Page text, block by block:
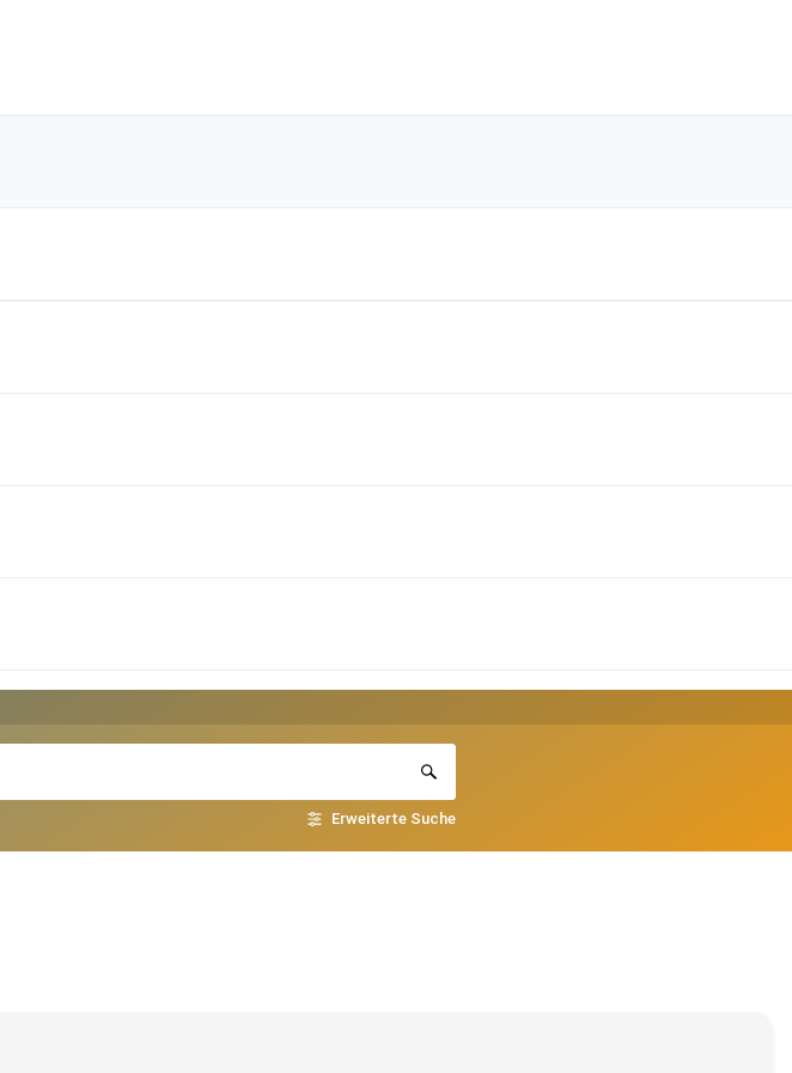
Erweiterte Suche